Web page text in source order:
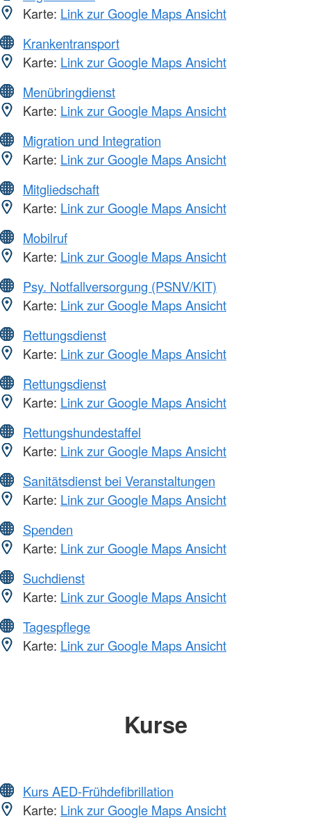
Karte: Link zur Google Maps Ansicht
Krankentransport
Karte: Link zur Google Maps Ansicht
Menübringdienst
Karte: Link zur Google Maps Ansicht
Migration und Integration
Karte: Link zur Google Maps Ansicht
Mitgliedschaft
Karte: Link zur Google Maps Ansicht
Mobilruf
Karte: Link zur Google Maps Ansicht
Psy. Notfallversorgung (PSNV/KIT)
Karte: Link zur Google Maps Ansicht
Rettungsdienst
Karte: Link zur Google Maps Ansicht
Rettungsdienst
Karte: Link zur Google Maps Ansicht
Rettungshundestaffel
Karte: Link zur Google Maps Ansicht
Sanitätsdienst bei Veranstaltungen
Karte: Link zur Google Maps Ansicht
Spenden
Karte: Link zur Google Maps Ansicht
Suchdienst
Karte: Link zur Google Maps Ansicht
Tagespflege
Karte: Link zur Google Maps Ansicht
Kurse
Kurs AED-Frühdefibrillation
Karte: Link zur Google Maps Ansicht